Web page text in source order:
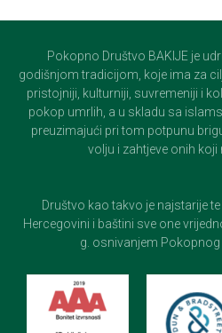
Pokopno Društvo BAKIJE je
godišnjom tradicijom, koje ima za
pristojniji, kulturniji, suvremeniji i
pokop umrlih, a u skladu sa
preuzimajući pri tom potpunu
volju i zahtjeve onih koji
Društvo kao takvo je najstarije
Hercegovini i baštini sve one
g. osnivanjem Pokopnog